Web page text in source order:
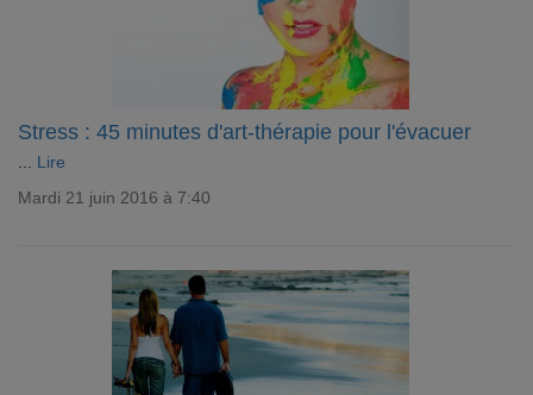
Stress : 45 minutes d'art-thérapie pour l'évacuer
Lire
Mardi 21 juin 2016 à 7:40